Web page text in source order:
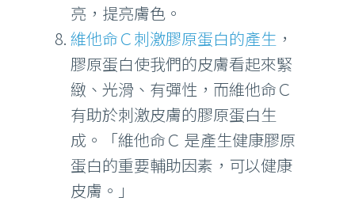
亮，提亮膚色。
維他命Ｃ刺激膠原蛋白的產生 ，
膠原蛋白使我們的皮膚看起來緊
緻、光滑、有彈性，而維他命Ｃ
有助於刺激皮膚的膠原蛋白生
成。「維他命Ｃ 是產生健康膠原
蛋白的重要輔助因素，可以健康
皮膚。」